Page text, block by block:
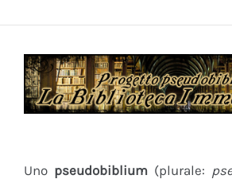
Uno pseudobiblium (plurale: